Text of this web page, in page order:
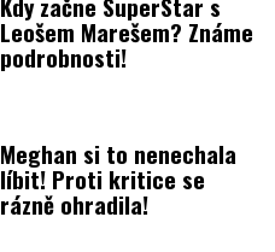
Leošem Marešem? Známe
podrobnosti!
Meghan si to nenechala
líbit! Proti kritice se
rázně ohradila!